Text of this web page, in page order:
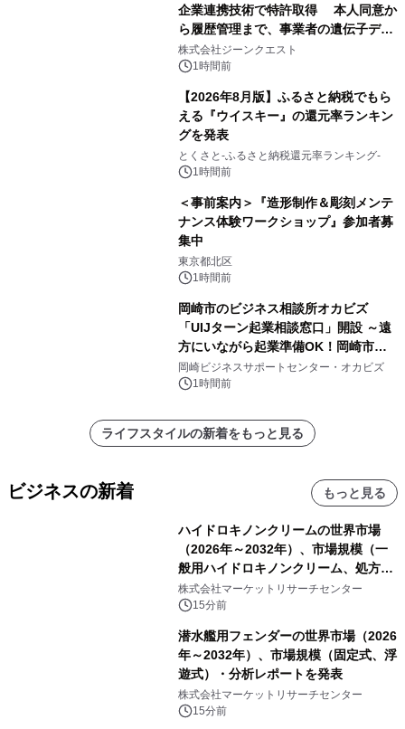
企業連携技術で特許取得 本人同意か
ら履歴管理まで、事業者の遺伝子デー
タ活用を支援
株式会社ジーンクエスト
1時間前
【2026年8月版】ふるさと納税でもら
える『ウイスキー』の還元率ランキン
グを発表
とくさと-ふるさと納税還元率ランキング-
1時間前
＜事前案内＞『造形制作＆彫刻メンテ
ナンス体験ワークショップ』参加者募
集中
東京都北区
1時間前
岡崎市のビジネス相談所オカビズ
「UIJターン起業相談窓口」開設 ～遠
方にいながら起業準備OK！岡崎市を
挑戦者があつまるまちに～
岡崎ビジネスサポートセンター・オカビズ
1時間前
ライフスタイルの新着をもっと見る
ビジネスの新着 もっと見る
ハイドロキノンクリームの世界市場
（2026年～2032年）、市場規模（一
般用ハイドロキノンクリーム、処方用
ハイドロキノンクリーム）・分析レポ
ートを発表
株式会社マーケットリサーチセンター
15分前
潜水艦用フェンダーの世界市場（2026
年～2032年）、市場規模（固定式、浮
遊式）・分析レポートを発表
株式会社マーケットリサーチセンター
15分前